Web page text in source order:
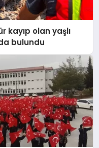
kayıp olan yaşlı
bulundu